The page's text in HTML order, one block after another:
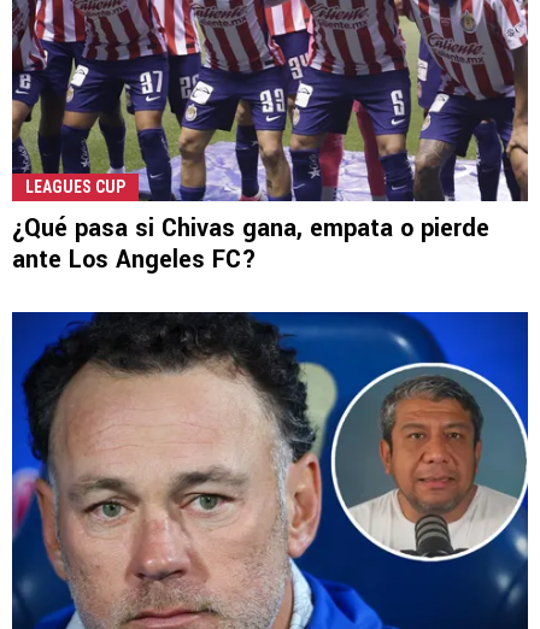
LEAGUES CUP
¿Qué pasa si Chivas gana, empata o pierde
ante Los Angeles FC?